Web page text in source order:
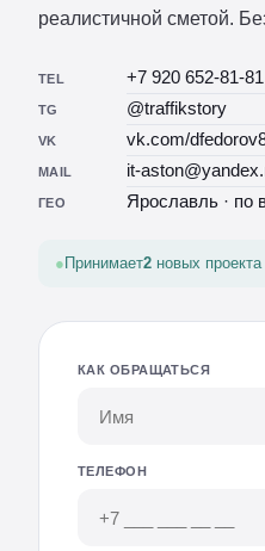
реалистичной сметой.
TEL +7 920 652-81-81
TG @traffikstory
VK vk.com/
MAIL it-
ГЕО Ярославль · по
Принимает2 новых
КАК ОБРАЩАТЬСЯ
ТЕЛЕФОН